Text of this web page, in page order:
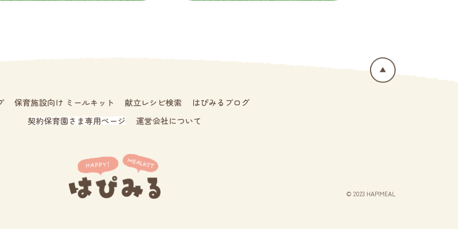
保育施設向け ミールキット 献立レシピ検索
はぴみるブログ
契約保育園さま専用ページ
運営会社について
© 2023 HAPIMEAL